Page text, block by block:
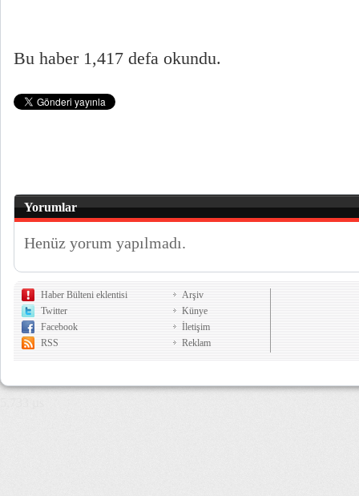
Bu haber 1,417 defa okundu.
Yorumlar
Henüz yorum yapılmadı.
Haber Bülteni eklentisi
Twitter
Facebook
RSS
Arşiv
Künye
İletişim
Reklam